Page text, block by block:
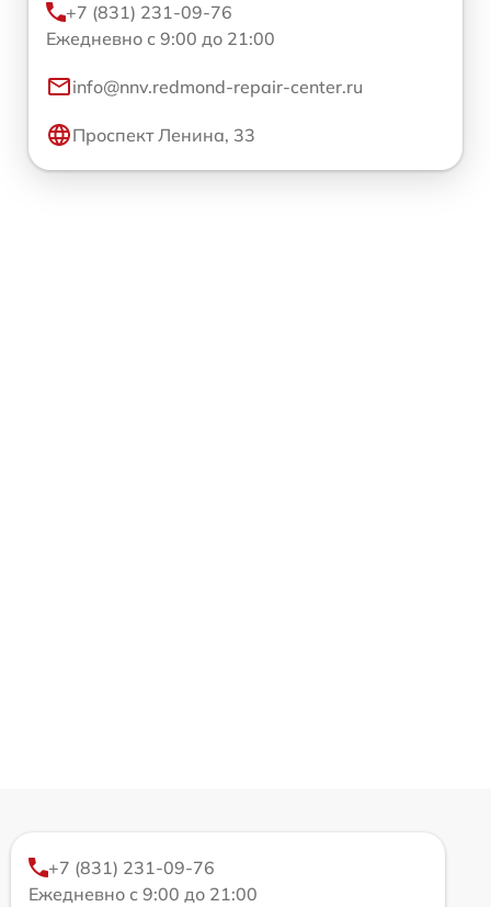
+7 (831) 231-09-76
Ежедневно с 9:00 до 21:00
info@nnv.redmond-repair-center.ru
Проспект Ленина, 33
+7 (831) 231-09-76
Ежедневно с 9:00 до 21:00